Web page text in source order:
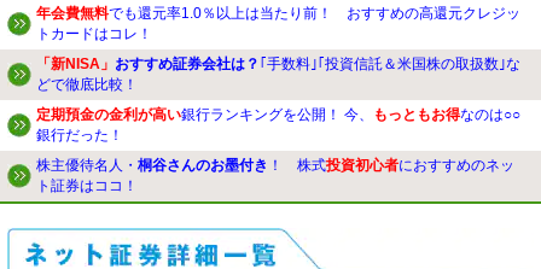
年会費無料でも還元率1.0％以上は当たり前！ おすすめの高還元クレジッ
トカードはコレ！
「新NISA」 おすすめ証券会社は？ ｢手数料｣｢投資信託＆米国株の取扱数｣な
どで徹底比較！
定期預金の金利が高い銀行ランキングを公開！ 今、 もっともお得なのは○○
銀行だった！
株主優待名人・ 桐谷さんのお墨付き ！ 株式投資初心者におすすめのネッ
ト証券はココ！